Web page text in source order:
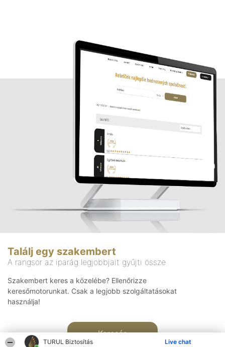
TURUL Biztosítás Live chat
Találj egy szakembert
A rangsor az iparág legjobbjait gyűjti össze
Szakembert keres a közelébe? Ellenőrizze
keresőmotorunkat. Csak a legjobb szolgáltatásokat
használja!
Keresés